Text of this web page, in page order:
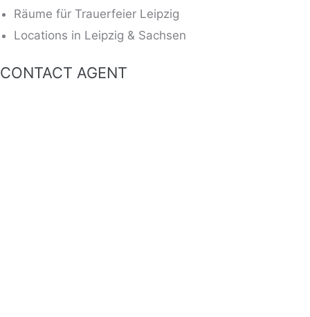
Räume für Trauerfeier Leipzig
Locations in Leipzig & Sachsen
CONTACT AGENT